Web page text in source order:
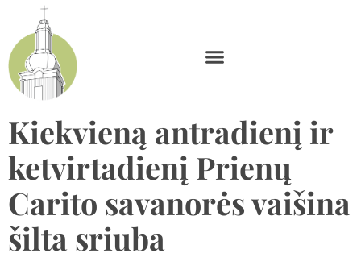
Kiekvieną antradienį ir
ketvirtadienį Prienų
Carito savanorės vaišina
šilta sriuba